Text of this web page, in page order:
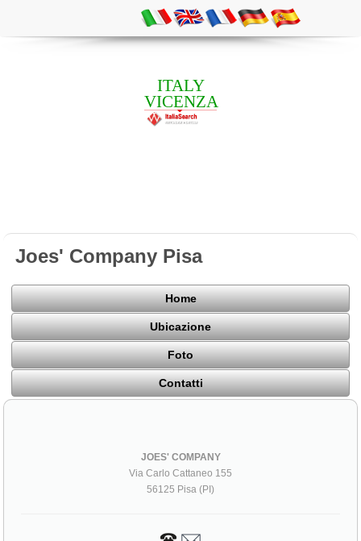
ITALY
VICENZA
Joes' Company Pisa
Home
Ubicazione
Foto
Contatti
JOES' COMPANY
Via Carlo Cattaneo 155
56125 Pisa (PI)